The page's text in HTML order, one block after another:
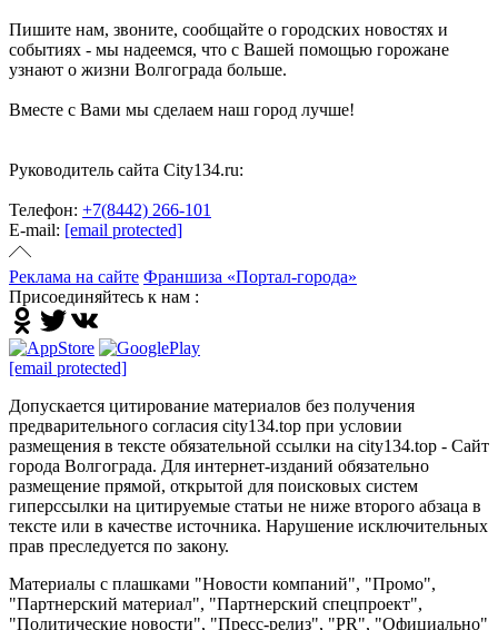
Пишите нам, звоните, сообщайте о городских новостях и
событиях - мы надеемся, что с Вашей помощью горожане
узнают о жизни Волгограда больше.
Вместе с Вами мы сделаем наш город лучше!
Руководитель сайта City134.ru:
Телефон: +7(8442) 266-101
E-mail: [email protected]
Реклама на сайте Франшиза «Портал-города»
Присоединяйтесь к нам :
[email protected]
Допускается цитирование материалов без получения
предварительного согласия city134.top при условии
размещения в тексте обязательной ссылки на city134.top - Сайт
города Волгограда. Для интернет-изданий обязательно
размещение прямой, открытой для поисковых систем
гиперссылки на цитируемые статьи не ниже второго абзаца в
тексте или в качестве источника. Нарушение исключительных
прав преследуется по закону.
Материалы с плашками "Новости компаний", "Промо",
"Партнерский материал", "Партнерский спецпроект",
"Политические новости", "Пресс-релиз", "PR", "Официально"